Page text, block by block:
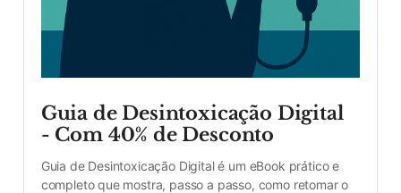
Guia de Desintoxicação Digital
- Com 40% de Desconto
Guia de Desintoxicação Digital é um eBook prático e
completo que mostra, passo a passo, como retomar o